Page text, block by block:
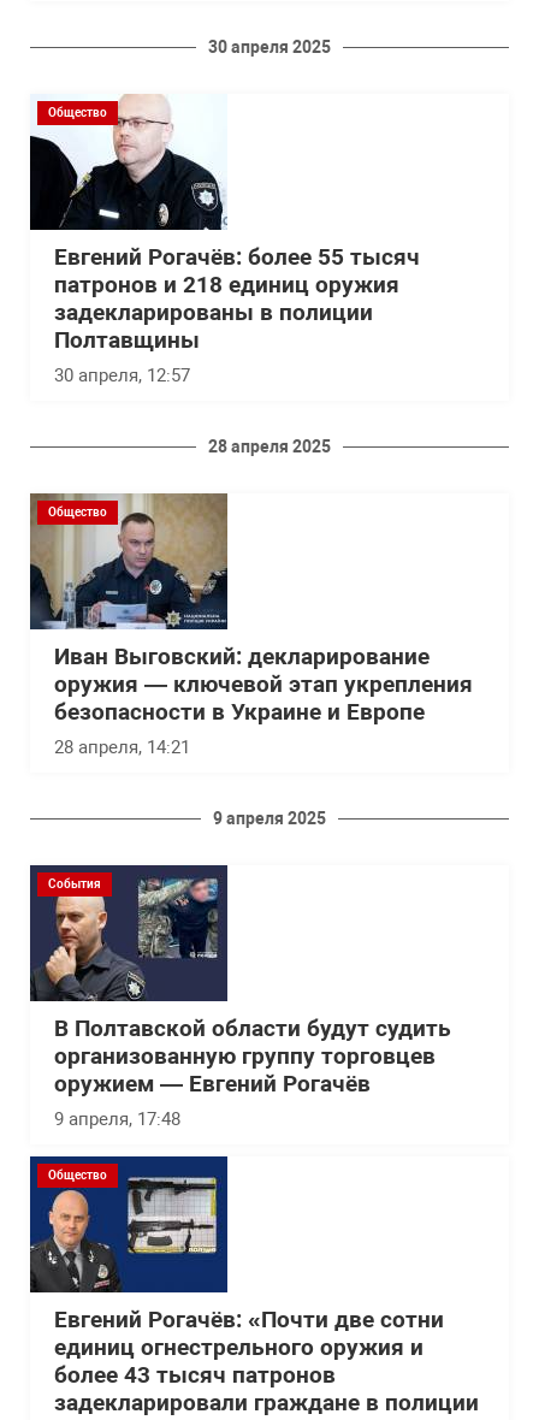
30 апреля 2025
Общество
Евгений Рогачёв: более 55 тысяч
патронов и 218 единиц оружия
задекларированы в полиции
Полтавщины
30 апреля, 12:57
28 апреля 2025
Общество
Иван Выговский: декларирование
оружия — ключевой этап укрепления
безопасности в Украине и Европе
28 апреля, 14:21
9 апреля 2025
События
В Полтавской области будут судить
организованную группу торговцев
оружием — Евгений Рогачёв
9 апреля, 17:48
Общество
Евгений Рогачёв: «Почти две сотни
единиц огнестрельного оружия и
более 43 тысяч патронов
задекларировали граждане в полиции